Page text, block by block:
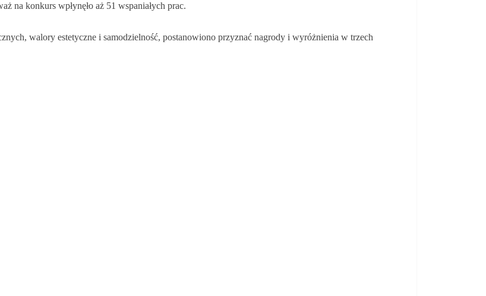
na konkurs wpłynęło aż 51 wspaniałych prac.
walory estetyczne i samodzielność, postanowiono przyznać nagrody i wyróżnienia w trzech